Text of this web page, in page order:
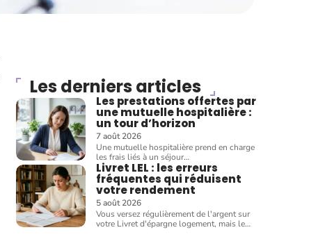
Les derniers articles
Les prestations offertes par
une mutuelle hospitalière :
un tour d’horizon
7 août 2026
Une mutuelle hospitalière prend en charge
les frais liés à un séjour…
Livret LEL : les erreurs
fréquentes qui réduisent
votre rendement
5 août 2026
Vous versez régulièrement de l'argent sur
votre Livret d'épargne logement, mais le…